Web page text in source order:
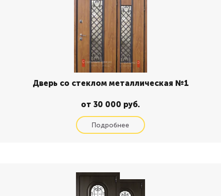
Дверь со стеклом металлическая №1
от 30 000 руб.